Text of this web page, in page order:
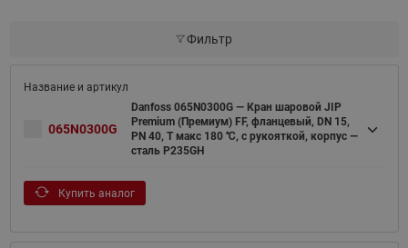
Фильтр
065N0300G
Danfoss 065N0300G — Кран шаровой JIP
Premium (Премиум) FF, фланцевый, DN 15,
PN 40, T макс 180 ℃, с рукояткой, корпус —
сталь P235GH
Купить аналог